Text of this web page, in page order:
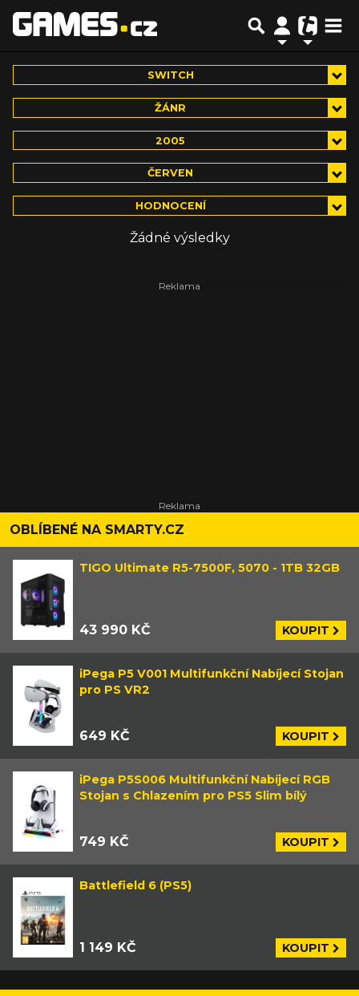
SWITCH
ŽÁNR
2005
ČERVEN
HODNOCENÍ
Žádné výsledky
OBLÍBENÉ NA SMARTY.CZ
TIGO Ultimate R5-7500F, 5070 - 1TB 32GB
43 990 KČ KOUPIT
iPega P5 V001 Multifunkční Nabíjecí Stojan
pro PS VR2
649 KČ KOUPIT
iPega P5S006 Multifunkční Nabíjecí RGB
Stojan s Chlazením pro PS5 Slim bílý
749 KČ KOUPIT
Battlefield 6 (PS5)
1 149 KČ KOUPIT